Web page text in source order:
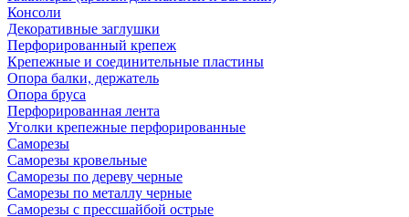
Консоли
Декоративные заглушки
Перфорированный крепеж
Крепежные и соединительные пластины
Опора балки, держатель
Опора бруса
Перфорированная лента
Уголки крепежные перфорированные
Саморезы
Саморезы кровельные
Саморезы по дереву черные
Саморезы по металлу черные
Саморезы с прессшайбой острые